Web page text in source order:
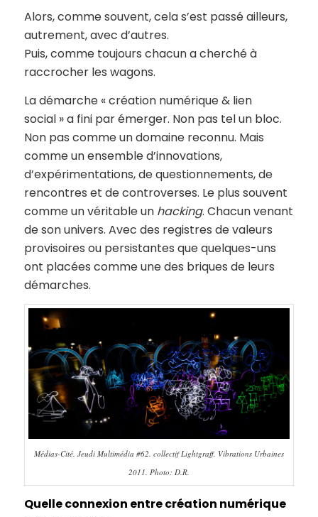
Alors, comme souvent, cela s’est passé ailleurs,
autrement, avec d’autres.
Puis, comme toujours chacun a cherché à
raccrocher les wagons.
La démarche « création numérique & lien
social » a fini par émerger. Non pas tel un bloc.
Non pas comme un domaine reconnu. Mais
comme un ensemble d’innovations,
d’expérimentations, de questionnements, de
rencontres et de controverses. Le plus souvent
comme un véritable un hacking. Chacun venant
de son univers. Avec des registres de valeurs
provisoires ou persistantes que quelques-uns
ont placées comme une des briques de leurs
démarches.
Médias-Cité. Jeudi Multimédia #62. collectif Lightgraff. Vibrations Urbaines
2011. Photo: D.R.
Quelle connexion entre création numérique